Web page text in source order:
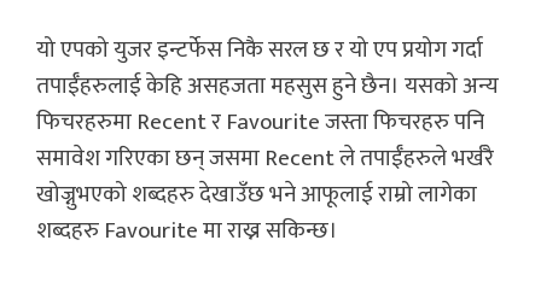
यो एपको युजर इन्टर्फेस निकै सरल छ र यो एप प्रयोग गर्दा
तपाईँहरुलाई केहि असहजता महसुस हुने छैन। यसको अन्य
फिचरहरुमा Recent र Favourite जस्ता फिचरहरु पनि
समावेश गरिएका छन् जसमा Recent ले तपाईँहरुले भर्खरै
खोज्नुभएको शब्दहरु देखाउँछ भने आफूलाई राम्रो लागेका
शब्दहरु Favourite मा राख्न सकिन्छ।